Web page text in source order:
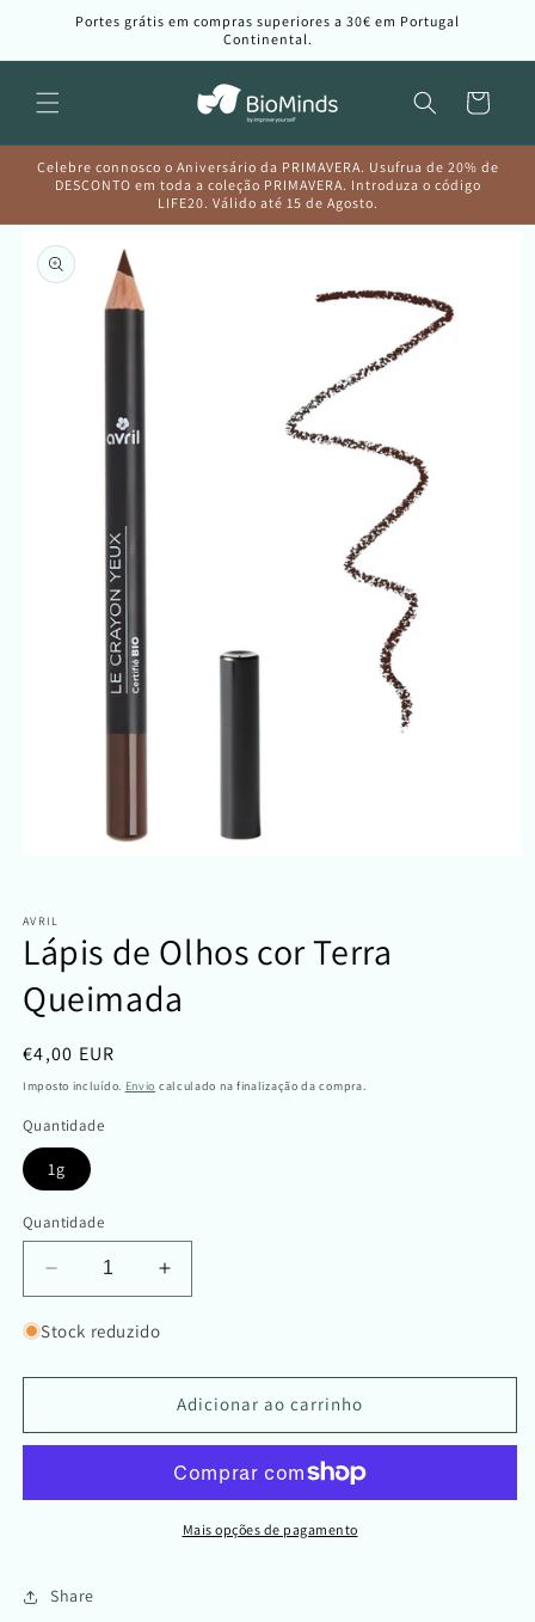
para oPortes grátis em compras superiores a 30€ em Portugal
Continental.
Carrinho
Celebre connosco o Aniversário da PRIMAVERA. Usufrua de 20% de
DESCONTO em toda a coleção PRIMAVERA. Introduza o código
LIFE20. Válido até 15 de Agosto.
informação
do produto
1
modal
AVRIL
Lápis de Olhos cor Terra
Queimada
Preço
normal
€4,00 EUR
Imposto incluído. Envio calculado na finalização da compra.
Quantidade
1g
Quantidade
Diminuir
a
quantidade
Lápis
Olhos
Queimada
Aumentar
a
Lápis
de
Olhos
Terra
Queimada
Stock reduzido
Adicionar ao carrinho
Mais opções de pagamento
Share